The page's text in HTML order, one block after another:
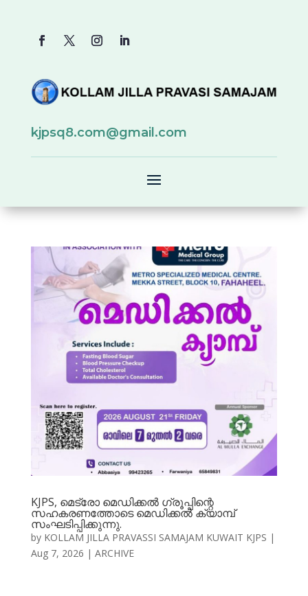
kjpsq8.com@gmail.com
KJPS, മെട്രോ മെഡിക്കൽ ഗ്രൂപ്പിന്റെ
സഹകരണത്തോടെ മെഡിക്കൽ ക്യാമ്പ്
സംഘടിപ്പിക്കുന്നു.
by KOLLAM JILLA PRAVASSI SAMAJAM KUWAIT KJPS |
Aug 7, 2026 | ARCHIVE